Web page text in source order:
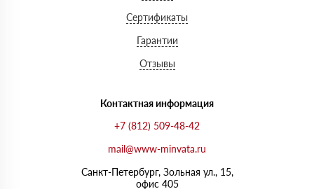
Сертификаты
Гарантии
Отзывы
Контактная информация
+7 (812) 509-48-42
mail@www-minvata.ru
Санкт-Петербург, Зольная ул., 15,
офис 405